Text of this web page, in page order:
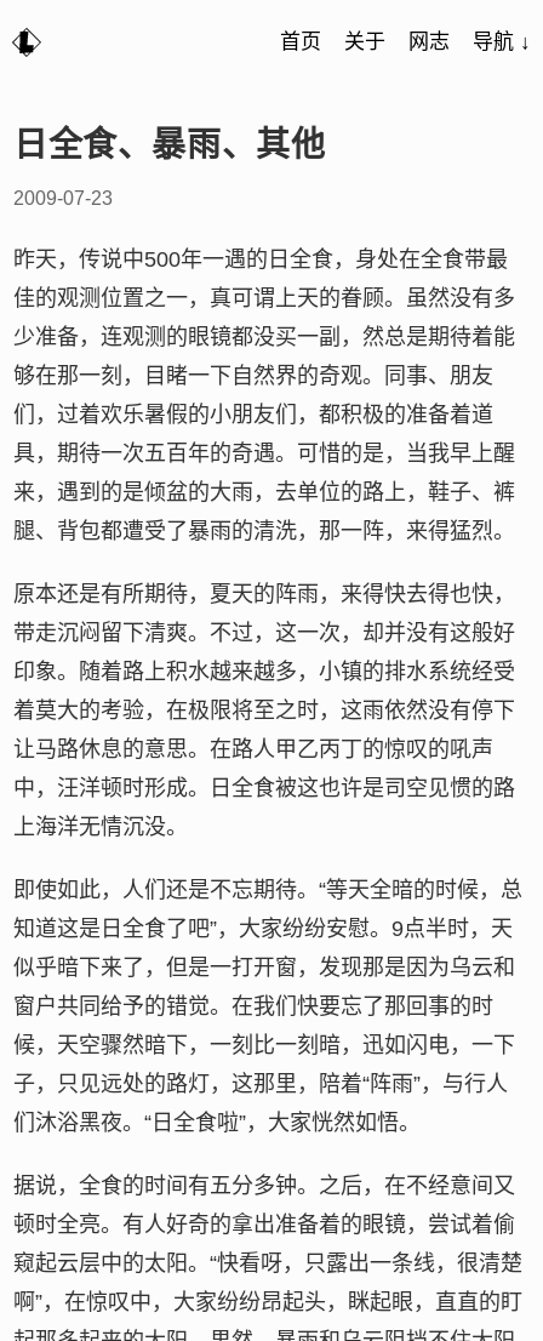
首页 关于 网志 导航 ↓
日全食、暴雨、其他
2009-07-23
昨天，传说中500年一遇的日全食，身处在全食带最
佳的观测位置之一，真可谓上天的眷顾。虽然没有多
少准备，连观测的眼镜都没买一副，然总是期待着能
够在那一刻，目睹一下自然界的奇观。同事、朋友
们，过着欢乐暑假的小朋友们，都积极的准备着道
具，期待一次五百年的奇遇。可惜的是，当我早上醒
来，遇到的是倾盆的大雨，去单位的路上，鞋子、裤
腿、背包都遭受了暴雨的清洗，那一阵，来得猛烈。
原本还是有所期待，夏天的阵雨，来得快去得也快，
带走沉闷留下清爽。不过，这一次，却并没有这般好
印象。随着路上积水越来越多，小镇的排水系统经受
着莫大的考验，在极限将至之时，这雨依然没有停下
让马路休息的意思。在路人甲乙丙丁的惊叹的吼声
中，汪洋顿时形成。日全食被这也许是司空见惯的路
上海洋无情沉没。
即使如此，人们还是不忘期待。“等天全暗的时候，总
知道这是日全食了吧”，大家纷纷安慰。9点半时，天
似乎暗下来了，但是一打开窗，发现那是因为乌云和
窗户共同给予的错觉。在我们快要忘了那回事的时
候，天空骤然暗下，一刻比一刻暗，迅如闪电，一下
子，只见远处的路灯，这那里，陪着“阵雨”，与行人
们沐浴黑夜。“日全食啦”，大家恍然如悟。
据说，全食的时间有五分多钟。之后，在不经意间又
顿时全亮。有人好奇的拿出准备着的眼镜，尝试着偷
窥起云层中的太阳。“快看呀，只露出一条线，很清楚
啊”，在惊叹中，大家纷纷昂起头，眯起眼，直直的盯